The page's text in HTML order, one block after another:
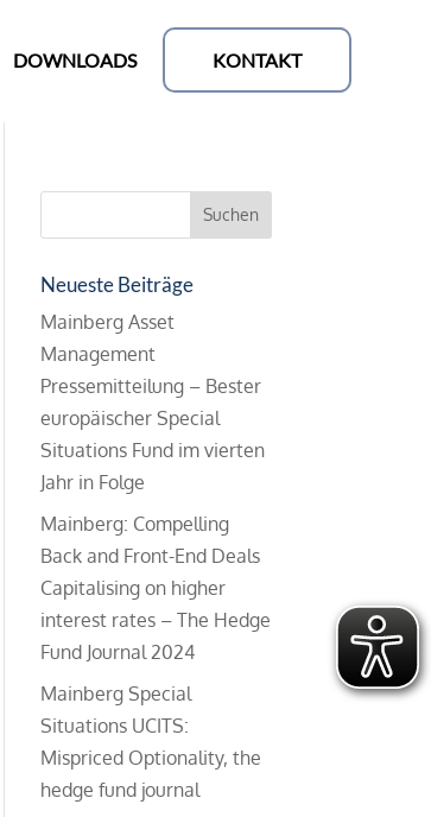
DOWNLOADS KONTAKT
Neueste Beiträge
Mainberg Asset
Management
Pressemitteilung – Bester
europäischer Special
Situations Fund im vierten
Jahr in Folge
Mainberg: Compelling
Back and Front-End Deals
Capitalising on higher
interest rates – The Hedge
Fund Journal 2024
Mainberg Special
Situations UCITS:
Mispriced Optionality, the
hedge fund journal